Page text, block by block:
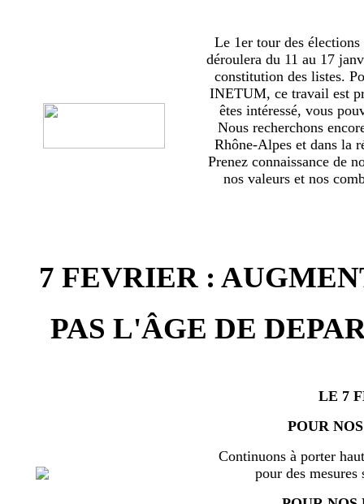
Le 1er tour des
déroulera du 11 au 17
constitution des listes.
INETUM, ce travail est
êtes intéressé, vous
Nous recherchons
Rhône-Alpes et dans la
Prenez connaissance de
nos valeurs et nos
7 FEVRIER :
PAS L'ÂGE DE
LE 7
POUR
Continuons à porter
pour des